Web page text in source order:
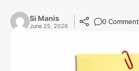
Si Manis
June 25, 2026
0 Comment